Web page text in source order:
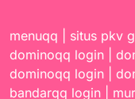
menuqq situs pkv
dominoqq login
dominoqq login
bandarqq login